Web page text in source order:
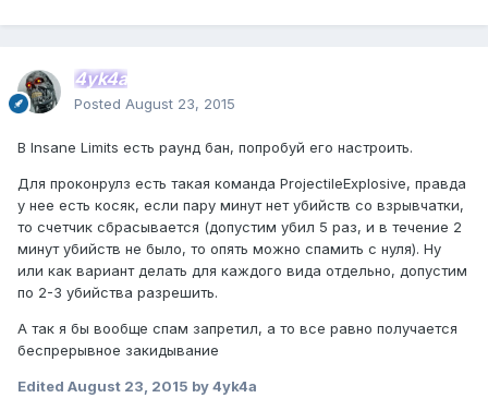
4yk4a
Posted August 23, 2015
В Insane Limits есть раунд бан, попробуй его настроить.
Для проконрулз есть такая команда ProjectileExplosive, правда
у нее есть косяк, если пару минут нет убийств со взрывчатки,
то счетчик сбрасывается (допустим убил 5 раз, и в течение 2
минут убийств не было, то опять можно спамить с нуля). Ну
или как вариант делать для каждого вида отдельно, допустим
по 2-3 убийства разрешить.
А так я бы вообще спам запретил, а то все равно получается
беспрерывное закидывание
Edited August 23, 2015 by 4yk4a